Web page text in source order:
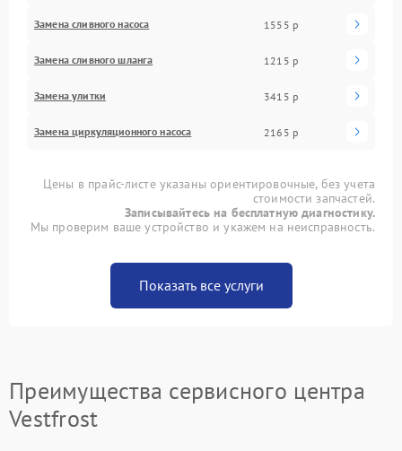
Замена сливного насоса 1555 р
Замена сливного шланга 1215 р
Замена улитки 3415 р
Замена циркуляционного насоса 2165 р
Цены в прайс-листе указаны ориентировочные, без учета
стоимости запчастей.
Записывайтесь на бесплатную диагностику.
Мы проверим ваше устройство и укажем на неисправность.
Показать все услуги
Преимущества сервисного центра
Vestfrost